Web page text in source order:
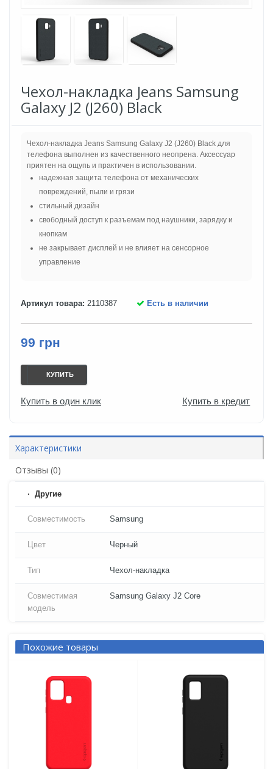
Чехол-накладка Jeans Samsung
Galaxy J2 (J260) Black
Чехол-накладка Jeans Samsung Galaxy J2 (J260) Black для
телефона выполнен из качественного неопрена. Аксессуар
приятен на ощупь и практичен в использовании.
надежная защита телефона от механических
повреждений, пыли и грязи
стильный дизайн
свободный доступ к разъемам под наушники, зарядку и
кнопкам
не закрывает дисплей и не влияет на сенсорное
управление
Артикул товара: 2110387 Есть в наличии
99 грн
КУПИТЬ
Купить в один клик Купить в кредит
Характеристики
Отзывы (0)
Другие
Совместимость Samsung
Цвет Черный
Тип Чехол-накладка
Совместимая
модель
Samsung Galaxy J2 Core
Похожие товары